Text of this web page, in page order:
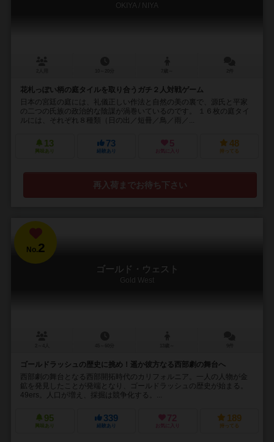
OKIYA / NIYA
花札っぽい柄の庭タイルを取り合うガチ２人対戦ゲーム
日本の宮廷の庭には、礼儀正しい作法と自然の美の裏で、源氏と平家
の二つの氏族の政治的な陰謀が渦巻いているのです。 １６枚の庭タイ
ルには、それぞれ８種類（日の出／短冊／鳥／雨／...
13
興味あり
73
経験あり
5
お気に入り
48
持ってる
再入荷までお待ち下さい
No.2
ゴールド・ウェスト
Gold West
ゴールドラッシュの歴史に挑め！遥か彼方なる西部劇の舞台へ
西部劇の舞台となる西部開拓時代のカリフォルニア。一人の人物が金
鉱を発見したことが発端となり、ゴールドラッシュの歴史が始まる。
49ers。人口が増え、採掘は競争化する。...
95
興味あり
339
経験あり
72
お気に入り
189
持ってる